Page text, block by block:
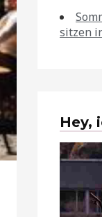
sitzen
Hey,